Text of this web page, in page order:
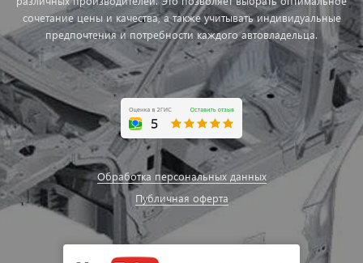
сочетание цены и качества, а также учитывать индивидуальные
предпочтения и потребности каждого автовладельца.
Обработка персональных данных
Публичная оферта